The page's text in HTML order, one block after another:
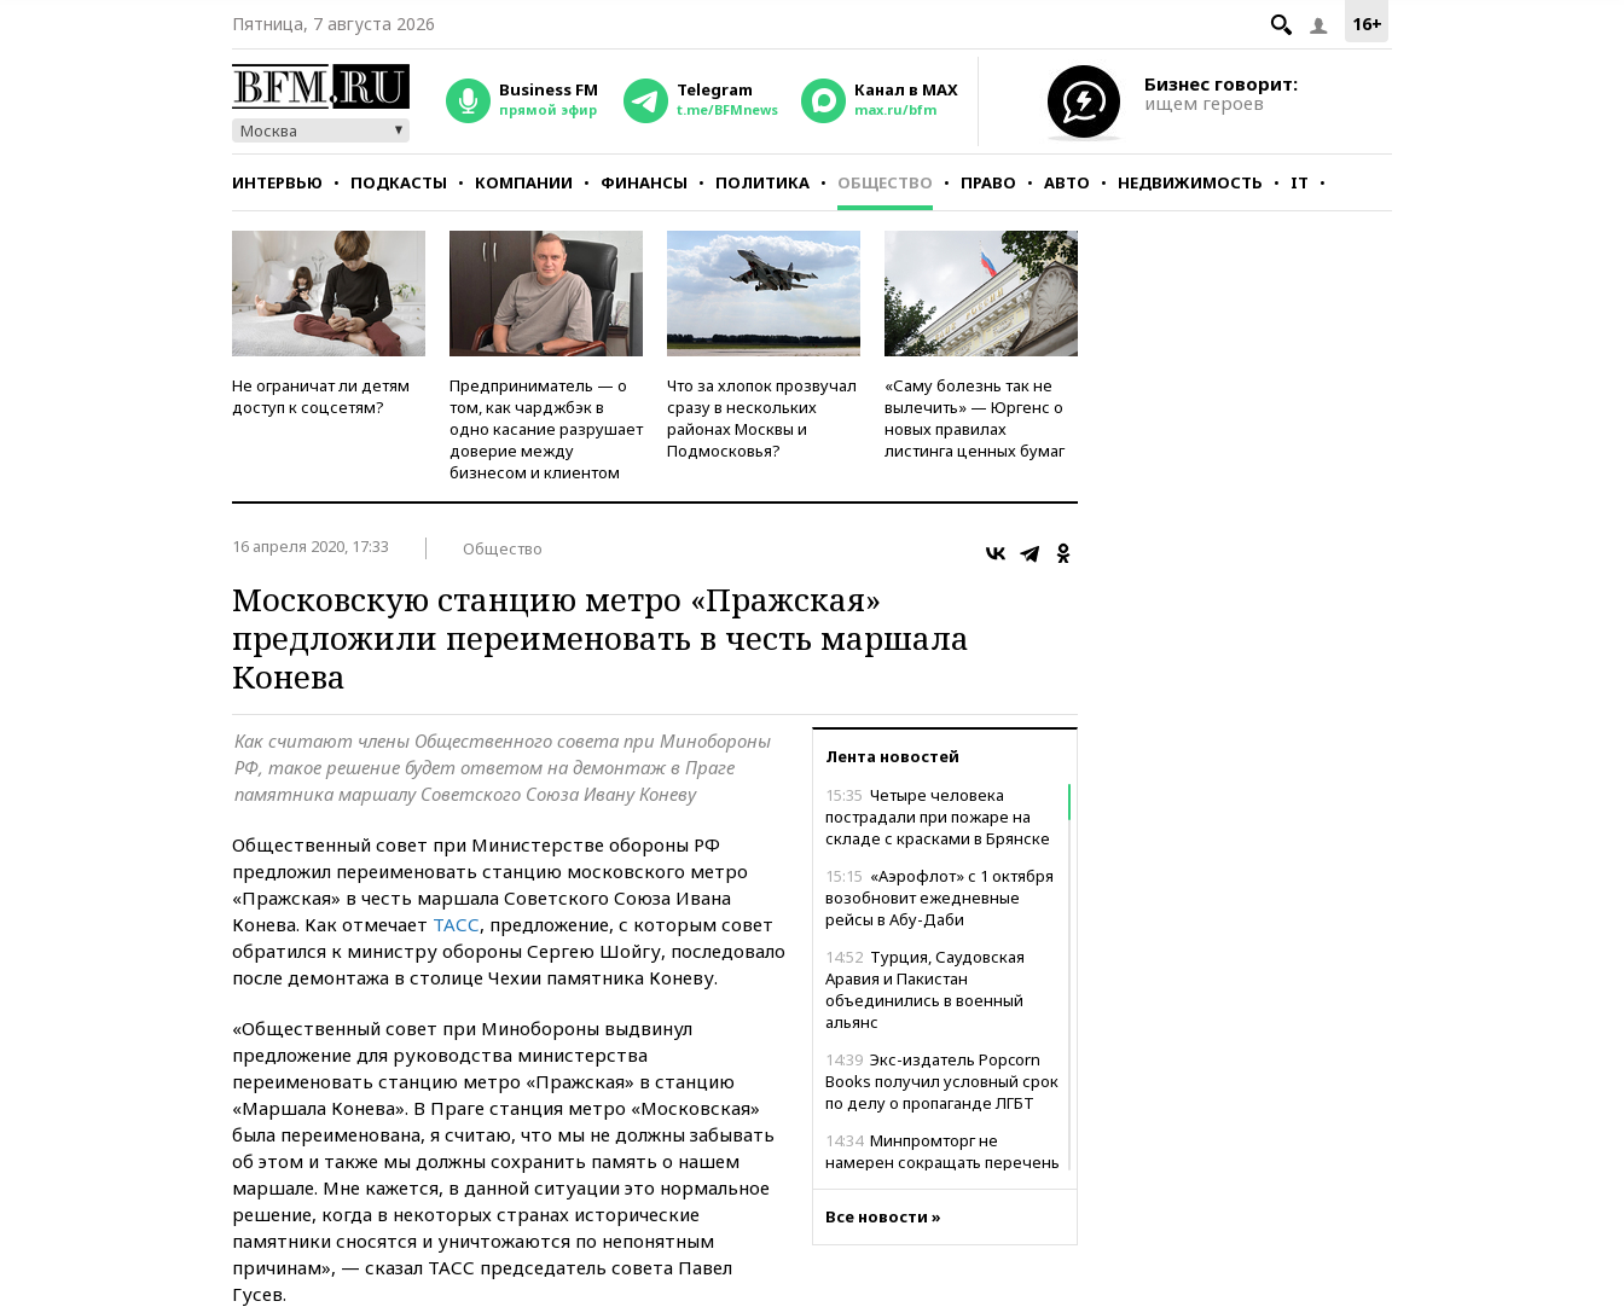
16+
Пятница, 7 августа 2026
Москва
Business FM
прямой эфир
Telegram
t.me/BFMnews
Канал в MAX
max.ru/bfm
Бизнес говорит:
ищем героев
ИНТЕРВЬЮ ПОДКАСТЫ КОМПАНИИ ФИНАНСЫ ПОЛИТИКА ОБЩЕСТВО ПРАВО АВТО НЕДВИЖИМОСТЬ IT
СТИЛЬ ТЕСТЫ
Не ограничат ли детям
доступ к соцсетям?
Предприниматель — о
том, как чарджбэк в
одно касание разрушает
доверие между
бизнесом и клиентом
Что за хлопок прозвучал
сразу в нескольких
районах Москвы и
Подмосковья?
«Саму болезнь так не
вылечить» — Юргенс о
новых правилах
листинга ценных бумаг
16 апреля 2020, 17:33 Общество
Московскую станцию метро «Пражская»
предложили переименовать в честь маршала
Конева
Лента новостей
15:35 Четыре человека
пострадали при пожаре на
складе с красками в Брянске
15:15 «Аэрофлот» с 1 октября
возобновит ежедневные
рейсы в Абу-Даби
14:52 Турция, Саудовская
Аравия и Пакистан
объединились в военный
альянс
14:39 Экс-издатель Popcorn
Books получил условный срок
по делу о пропаганде ЛГБТ
14:34 Минпромторг не
намерен сокращать перечень
14:14Роспотребнадзор
Все новости »
Как считают члены Общественного совета при Минобороны
РФ, такое решение будет ответом на демонтаж в Праге
памятника маршалу Советского Союза Ивану Коневу
Общественный совет при Министерстве обороны РФ
предложил переименовать станцию московского метро
«Пражская» в честь маршала Советского Союза Ивана
Конева. Как отмечает ТАСС, предложение, с которым совет
обратился к министру обороны Сергею Шойгу, последовало
после демонтажа в столице Чехии памятника Коневу.
«Общественный совет при Минобороны выдвинул
предложение для руководства министерства
переименовать станцию метро «Пражская» в станцию
«Маршала Конева». В Праге станция метро «Московская»
была переименована, я считаю, что мы не должны забывать
об этом и также мы должны сохранить память о нашем
маршале. Мне кажется, в данной ситуации это нормальное
решение, когда в некоторых странах исторические
памятники сносятся и уничтожаются по непонятным
причинам», — сказал ТАСС председатель совета Павел
Гусев.